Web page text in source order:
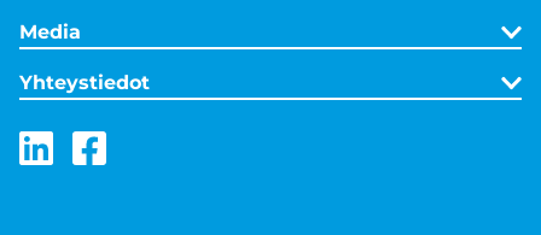
Media
Yhteystiedot
LinkedIn
Facebook